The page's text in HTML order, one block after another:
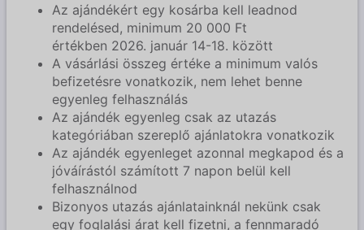
Az ajándékért egy kosárba kell leadnod
rendelésed, minimum 20 000 Ft
értékben 2026. január 14-18. között
A vásárlási összeg értéke a minimum valós
befizetésre vonatkozik, nem lehet benne
egyenleg felhasználás
Az ajándék egyenleg csak az utazás
kategóriában szereplő ajánlatokra vonatkozik
Az ajándék egyenleget azonnal megkapod és a
jóváírástól számított 7 napon belül kell
felhasználnod
Bizonyos utazás ajánlatainknál nekünk csak
egy foglalási árat kell fizetni, a fennmaradó